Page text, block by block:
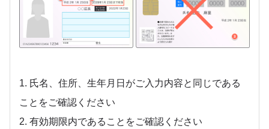
1. 氏名、住所、生年月日がご入力内容と同じである
ことをご確認ください
2. 有効期限内であることをご確認ください